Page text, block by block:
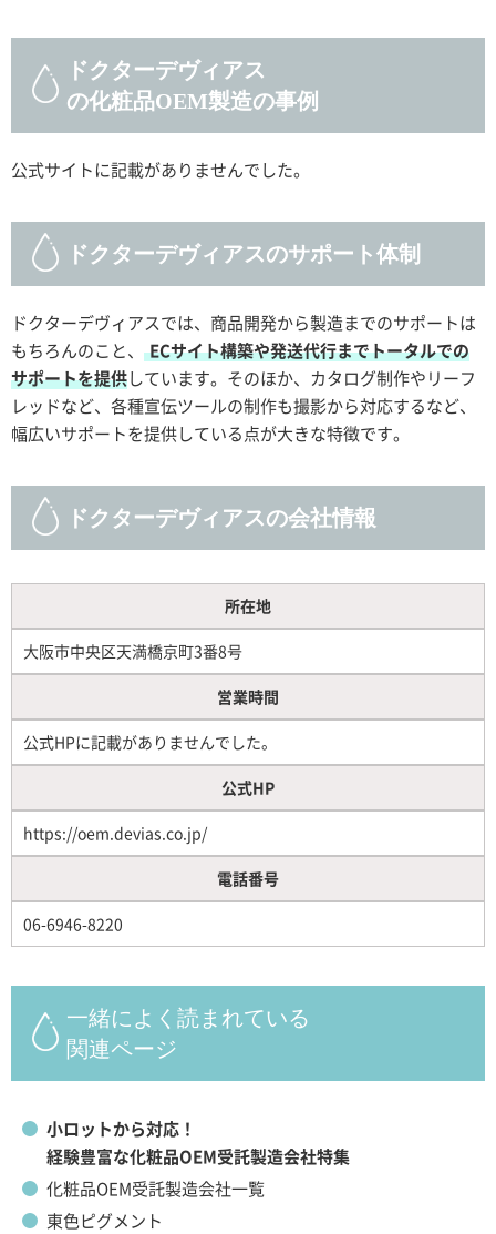
ドクターデヴィアス
の化粧品OEM製造の事例
公式サイトに記載がありませんでした。
ドクターデヴィアスのサポート体制
ドクターデヴィアスでは、商品開発から製造までのサポートは
もちろんのこと、
ECサイト構築や発送代行までトータルでの
サポートを提供しています。そのほか、カタログ制作やリーフ
レッドなど、各種宣伝ツールの制作も撮影から対応するなど、
幅広いサポートを提供している点が大きな特徴です。
ドクターデヴィアスの会社情報
所在地
大阪市中央区天満橋京町3番8号
営業時間
公式HPに記載がありませんでした。
公式HP
https://oem.devias.co.jp/
電話番号
06-6946-8220
一緒によく読まれている
関連ページ
小ロットから対応！
経験豊富な化粧品OEM受託製造会社特集
化粧品OEM受託製造会社一覧
東色ピグメント